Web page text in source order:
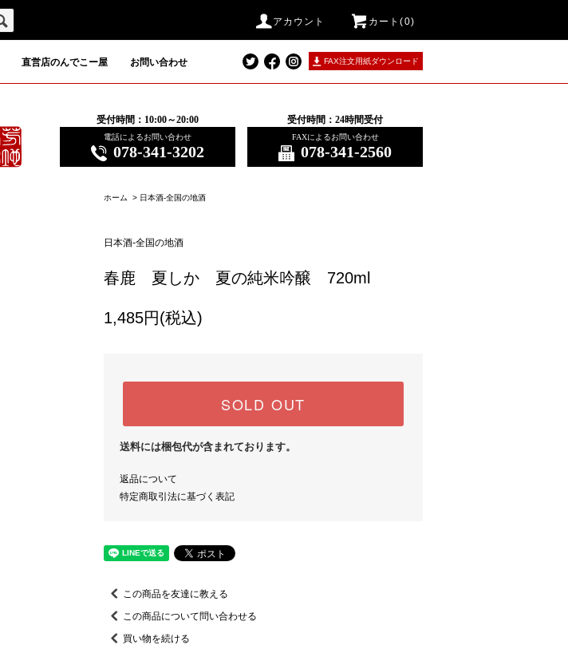
アカウント カート(0)
直営店のんでこー屋 お問い合わせ FAX注文用紙ダウンロード
受付時間：10:00～20:00
電話によるお問い合わせ
078-341-3202
受付時間：24時間受付
FAXによるお問い合わせ
078-341-2560
ホーム > 日本酒-全国の地酒
日本酒-全国の地酒
春鹿 夏しか 夏の純米吟醸 720ml
1,485円(税込)
SOLD OUT
送料には梱包代が含まれております。
返品について
特定商取引法に基づく表記
この商品を友達に教える
この商品について問い合わせる
買い物を続ける